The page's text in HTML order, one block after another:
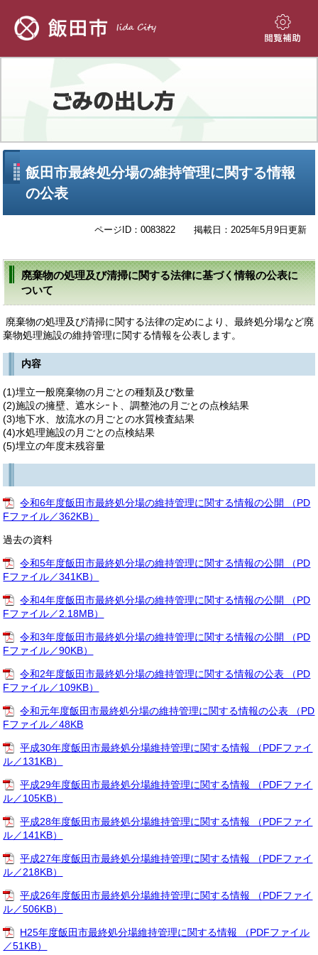
本
閲
飯田市最終処分場の維持管理に関する情報
の公表
ページID：0083822 掲載日：2025年5月9日更新
廃棄物の処理及び清掃に関する法律に基づく情報の公表に
ついて
廃棄物の処理及び清掃に関する法律の定めにより、最終処分場など廃
棄物処理施設の維持管理に関する情報を公表します。
内容
(1)埋立一般廃棄物の月ごとの種類及び数量
(2)施設の擁壁、遮水シｰト、調整池の月ごとの点検結果
(3)地下水、放流水の月ごとの水質検査結果
(4)水処理施設の月ごとの点検結果
(5)埋立の年度末残容量
令和6年度飯田市最終処分場の維持管理に関する情報の公開 （PD
Fファイル／362KB）
過去の資料
令和5年度飯田市最終処分場の維持管理に関する情報の公開 （PD
Fファイル／341KB）
令和4年度飯田市最終処分場の維持管理に関する情報の公開 （PD
Fファイル／2.18MB）
令和3年度飯田市最終処分場の維持管理に関する情報の公開 （PD
Fファイル／90KB）
令和2年度飯田市最終処分場の維持管理に関する情報の公表 （PD
Fファイル／109KB）
令和元年度飯田市最終処分場の維持管理に関する情報の公表 （PD
Fファイル／48KB
平成30年度飯田市最終処分場維持管理に関する情報 （PDFファイ
ル／131KB）
平成29年度飯田市最終処分場維持管理に関する情報 （PDFファイ
ル／105KB）
平成28年度飯田市最終処分場維持管理に関する情報 （PDFファイ
ル／141KB）
平成27年度飯田市最終処分場維持管理に関する情報 （PDFファイ
ル／218KB）
平成26年度飯田市最終処分場維持管理に関する情報 （PDFファイ
ル／506KB）
H25年度飯田市最終処分場維持管理に関する情報 （PDFファイル
／51KB）